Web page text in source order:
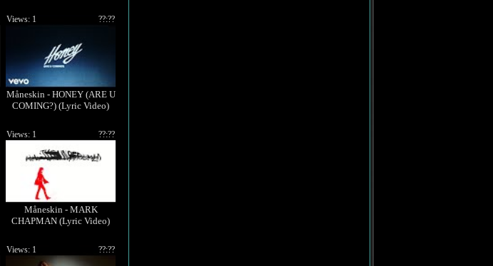
Måneskin - HONEY (ARE U
COMING?) (Lyric Video)
??:??
Views: 1
Måneskin - MARK
CHAPMAN (Lyric Video)
??:??
Views: 1
??:??
Views: 1